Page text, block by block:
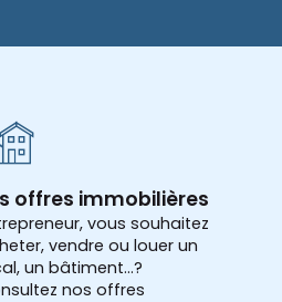
offres immobilières
vous souhaitez
vendre ou louer un
un bâtiment...?
nos offres